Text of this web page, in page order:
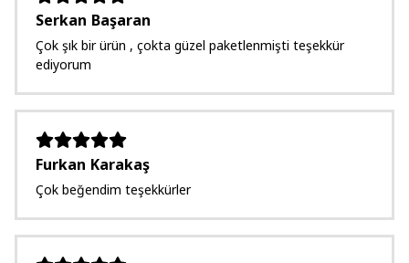
Serkan Başaran
Çok şık bir ürün , çokta güzel paketlenmişti teşekkür
ediyorum
Furkan Karakaş
Çok beğendim teşekkürler